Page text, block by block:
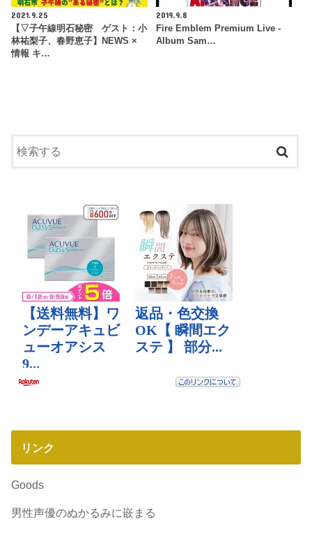
2021.9.25
【▽子午線明石秘密 ゲスト：小
林祐梨子、春野恵子】NEWS ×
情報 キ…
2019.9.8
Fire Emblem Premium Live -
Album Sam…
リンク
Goods
男性声優のぬかるみに嵌まる